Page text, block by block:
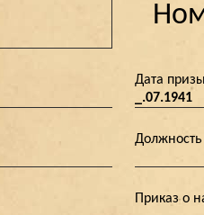
Дата
_.07.1941
Должность
Приказ о